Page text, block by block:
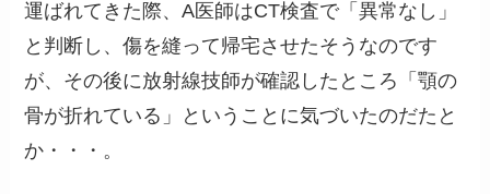
運ばれてきた際、A医師はCT検査で「異常なし」
と判断し、傷を縫って帰宅させたそうなのです
が、その後に放射線技師が確認したところ「顎の
骨が折れている」ということに気づいたのだたと
か・・・。